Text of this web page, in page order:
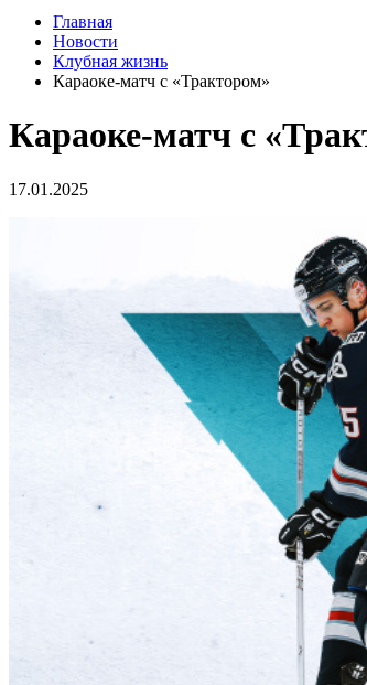
Главная
Новости
Клубная жизнь
Караоке-матч с «Трактором»
Караоке-матч с
17.01.2025